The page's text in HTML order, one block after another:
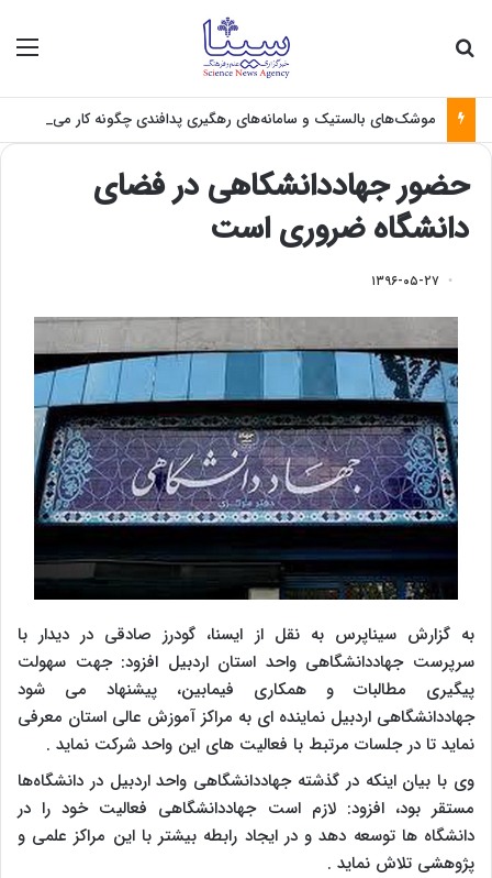
موشک‌های بالستیک و سامانه‌های رهگیری پدافندی چگونه کار می کنند؟
حضور جهاددانشکاهی در فضای
دانشگاه ضروری است
۱۳۹۶-۰۵-۲۷
به گزارش سیناپرس به نقل از ایسنا، گودرز صادقی در دیدار با
سرپرست جهاددانشگاهی واحد استان اردبیل افزود: جهت سهولت
پیگیری مطالبات و همکاری فیمابین، پیشنهاد می شود
جهاددانشگاهی اردبیل نماینده ای به مراکز آموزش عالی استان معرفی
نماید تا در جلسات مرتبط با فعالیت های این واحد شرکت نماید .
وی با بیان اینکه در گذشته جهاددانشگاهی واحد اردبیل در دانشگاه‌ها
مستقر بود، افزود: لازم است جهاددانشگاهی فعالیت خود را در
دانشگاه ها توسعه دهد و در ایجاد رابطه بیشتر با این مراکز علمی و
پژوهشی تلاش نماید .